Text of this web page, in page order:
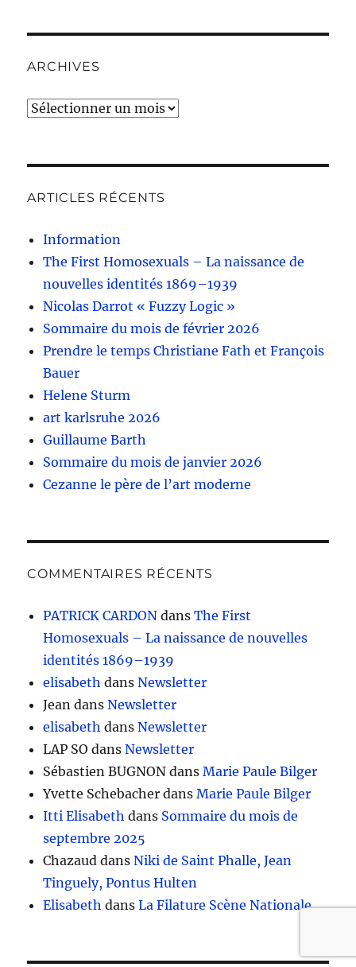
ARCHIVES
Archives
ARTICLES RÉCENTS
Information
The First Homosexuals – La naissance de
nouvelles identités 1869–1939
Nicolas Darrot « Fuzzy Logic »
Sommaire du mois de février 2026
Prendre le temps Christiane Fath et François
Bauer
Helene Sturm
art karlsruhe 2026
Guillaume Barth
Sommaire du mois de janvier 2026
Cezanne le père de l’art moderne
COMMENTAIRES RÉCENTS
PATRICK CARDON dansThe First
Homosexuals – La naissance de nouvelles
identités 1869–1939
elisabeth dansNewsletter
Jean dansNewsletter
elisabeth dansNewsletter
LAP SO dansNewsletter
Sébastien BUGNON dansMarie Paule Bilger
Yvette Schebacher dansMarie Paule Bilger
Itti Elisabeth dans Sommaire du mois de
septembre 2025
Chazaud dansNiki de Saint Phalle, Jean
Tinguely, Pontus Hulten
Elisabeth dansLa Filature Scène Nationale